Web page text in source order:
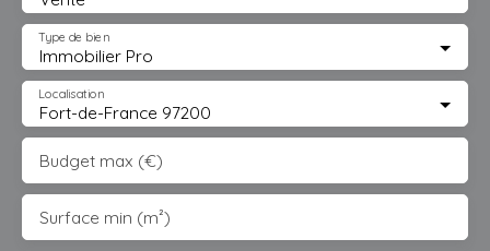
Immobilier Pro
Type de bien
Fort-de-France 97200
Localisation
Budget max (€)
Surface min (m²)